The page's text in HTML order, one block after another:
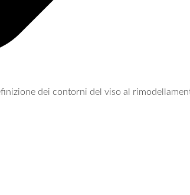
dei contorni del viso al